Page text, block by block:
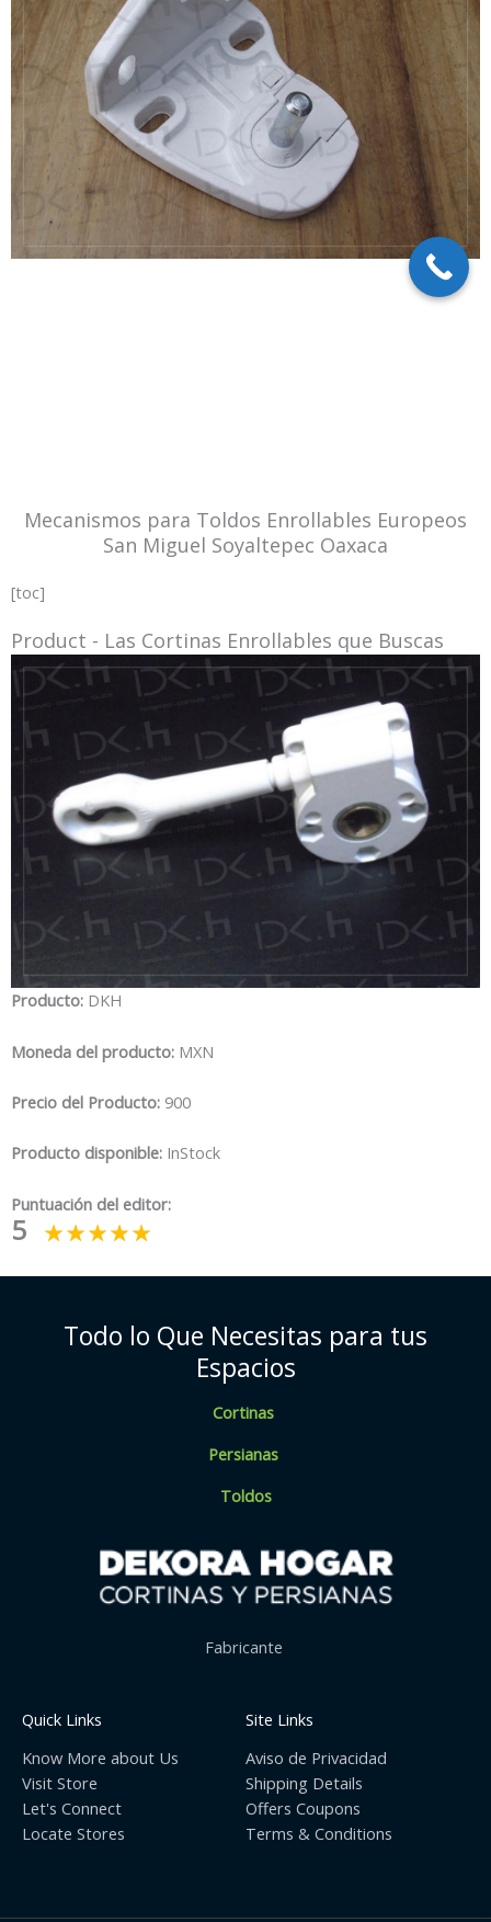
Mecanismos para Toldos Enrollables Europeos
San Miguel Soyaltepec Oaxaca
[toc]
Product - Las Cortinas Enrollables que Buscas
Producto: DKH
Moneda del producto: MXN
Precio del Producto: 900
Producto disponible: InStock
Puntuación del editor:
5
Todo lo Que Necesitas para tus
Espacios
Cortinas
Persianas
Toldos
Fabricante
Quick Links
Know More about Us
Visit Store
Let's Connect
Locate Stores
Site Links
Aviso de Privacidad
Shipping Details
Offers Coupons
Terms & Conditions